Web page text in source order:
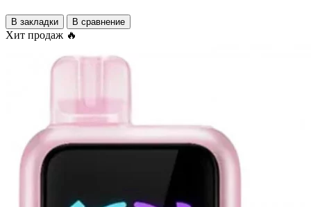
В закладки В сравнение
Хит продаж 🔥